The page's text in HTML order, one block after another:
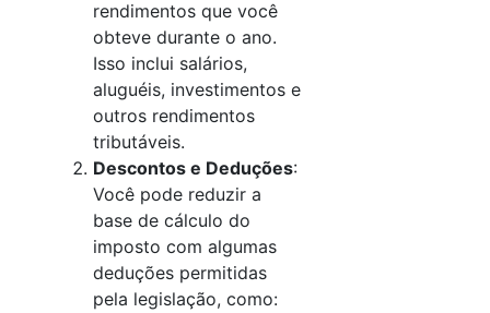
rendimentos que você
obteve durante o ano.
Isso inclui salários,
aluguéis, investimentos e
outros rendimentos
tributáveis.
Descontos e Deduções:
Você pode reduzir a
base de cálculo do
imposto com algumas
deduções permitidas
pela legislação, como: